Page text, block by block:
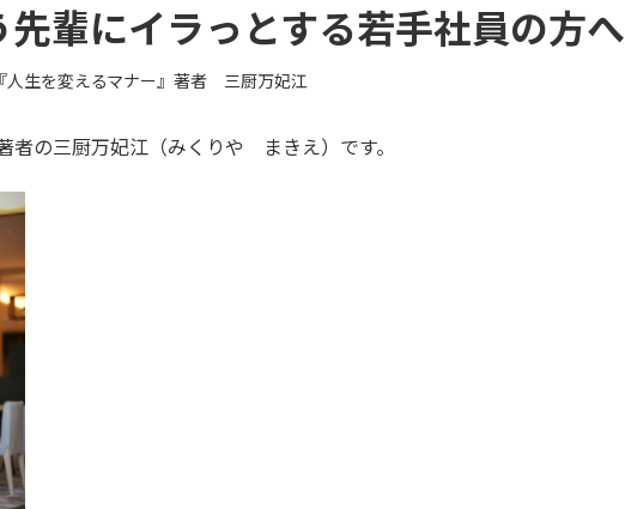
先輩にイラっとする若手社員の方へ
『人生を変えるマナー』著者 三厨万妃江
者の三厨万妃江（みくりや まきえ）です。